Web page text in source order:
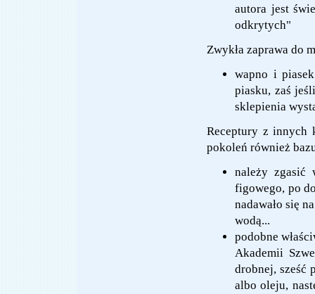
autora jest
odkrytych"
Zwykła zaprawa do
wapno i
piasku, zaś
sklepienia
Receptury z innych
pokoleń również
należy zgasić
figowego, po
nadawało się
wodą...
podobne
Akademii
drobnej, sześć
albo oleju,